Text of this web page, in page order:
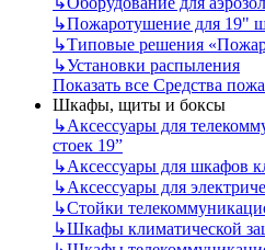
↳Пожаротушение для 19"
↳Типовые решения
↳Установки распыления
Показать все Средства
Шкафы, щиты и боксы
↳Аксессуары для
стоек 19”
↳Аксессуары для шкафов
↳Аксессуары для
↳Стойки
↳Шкафы климатической